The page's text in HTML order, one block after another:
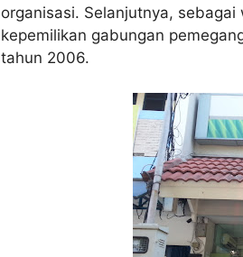
organisasi. Selanjutnya,
kepemilikan gabungan
tahun 2006.